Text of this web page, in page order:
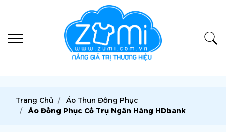
Trang Chủ
Áo Thun Đồng Phục
Áo Đồng Phục Cổ Trụ Ngân Hàng HDbank